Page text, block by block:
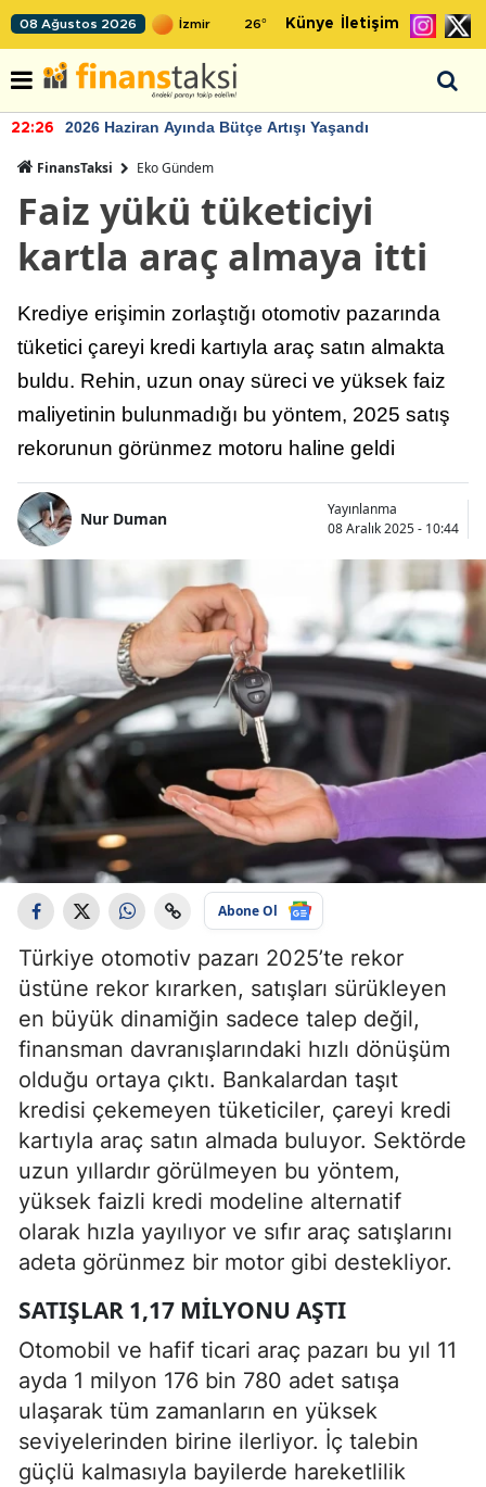
08 Ağustos 2026 26° Künye İletişim
22:26 2026 Haziran Ayında Bütçe Artışı Yaşandı
FinansTaksi Eko Gündem
Faiz yükü tüketiciyi
kartla araç almaya itti
Krediye erişimin zorlaştığı otomotiv pazarında
tüketici çareyi kredi kartıyla araç satın almakta
buldu. Rehin, uzun onay süreci ve yüksek faiz
maliyetinin bulunmadığı bu yöntem, 2025 satış
rekorunun görünmez motoru haline geldi
Nur Duman
Yayınlanma
08 Aralık 2025 - 10:44
Abone Ol
Türkiye otomotiv pazarı 2025’te rekor
üstüne rekor kırarken, satışları sürükleyen
en büyük dinamiğin sadece talep değil,
finansman davranışlarındaki hızlı dönüşüm
olduğu ortaya çıktı. Bankalardan taşıt
kredisi çekemeyen tüketiciler, çareyi kredi
kartıyla araç satın almada buluyor. Sektörde
uzun yıllardır görülmeyen bu yöntem,
yüksek faizli kredi modeline alternatif
olarak hızla yayılıyor ve sıfır araç satışlarını
adeta görünmez bir motor gibi destekliyor.
SATIŞLAR 1,17 MILYONU AŞTI
Otomobil ve hafif ticari araç pazarı bu yıl 11
ayda 1 milyon 176 bin 780 adet satışa
ulaşarak tüm zamanların en yüksek
seviyelerinden birine ilerliyor. İç talebin
güçlü kalmasıyla bayilerde hareketlilik